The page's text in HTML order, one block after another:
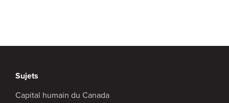
Sujets
Capital humain du Canada